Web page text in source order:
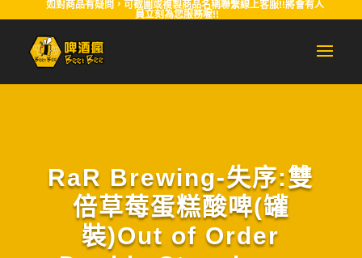
如對商品有疑問，可截圖或複製商品名稱聯繫線上客服!!將會有人
員立刻為您服務喔!!
RaR Brewing-失序:雙
倍草莓蛋糕酸啤(罐
裝)Out of Order